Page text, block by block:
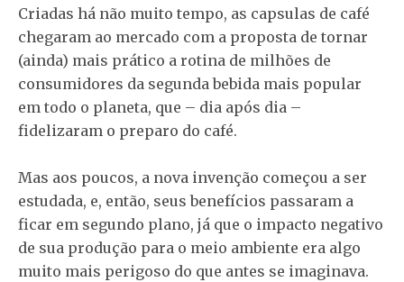
Criadas há não muito tempo, as capsulas de café
chegaram ao mercado com a proposta de tornar
(ainda) mais prático a rotina de milhões de
consumidores da segunda bebida mais popular
em todo o planeta, que – dia após dia –
fidelizaram o preparo do café.
Mas aos poucos, a nova invenção começou a ser
estudada, e, então, seus benefícios passaram a
ficar em segundo plano, já que o impacto negativo
de sua produção para o meio ambiente era algo
muito mais perigoso do que antes se imaginava.